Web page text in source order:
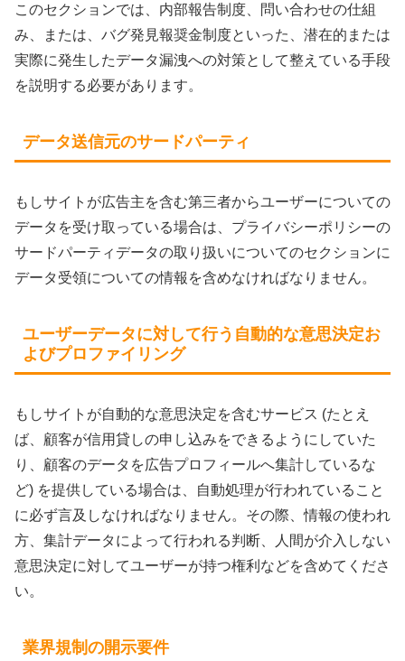
このセクションでは、内部報告制度、問い合わせの仕組
み、または、バグ発見報奨金制度といった、潜在的または
実際に発生したデータ漏洩への対策として整えている手段
を説明する必要があります。
データ送信元のサードパーティ
もしサイトが広告主を含む第三者からユーザーについての
データを受け取っている場合は、プライバシーポリシーの
サードパーティデータの取り扱いについてのセクションに
データ受領についての情報を含めなければなりません。
ユーザーデータに対して行う自動的な意思決定お
よびプロファイリング
もしサイトが自動的な意思決定を含むサービス (たとえ
ば、顧客が信用貸しの申し込みをできるようにしていた
り、顧客のデータを広告プロフィールへ集計しているな
ど) を提供している場合は、自動処理が行われていること
に必ず言及しなければなりません。その際、情報の使われ
方、集計データによって行われる判断、人間が介入しない
意思決定に対してユーザーが持つ権利などを含めてくださ
い。
業界規制の開示要件